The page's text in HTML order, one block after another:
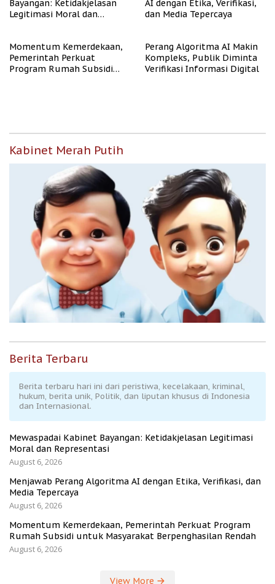
Bayangan: Ketidakjelasan
Legitimasi Moral dan
AI dengan Etika, Verifikasi,
dan Media Tepercaya
Momentum Kemerdekaan,
Pemerintah Perkuat
Program Rumah Subsidi
Perang Algoritma AI Makin
Kompleks, Publik Diminta
Verifikasi Informasi Digital
Kabinet Merah Putih
Berita Terbaru
Berita terbaru hari ini dari peristiwa, kecelakaan, kriminal,
hukum, berita unik, Politik, dan liputan khusus di Indonesia
dan Internasional.
Mewaspadai Kabinet Bayangan: Ketidakjelasan Legitimasi
Moral dan Representasi
August 6, 2026
Menjawab Perang Algoritma AI dengan Etika, Verifikasi, dan
Media Tepercaya
August 6, 2026
Momentum Kemerdekaan, Pemerintah Perkuat Program
Rumah Subsidi untuk Masyarakat Berpenghasilan Rendah
August 6, 2026
View More